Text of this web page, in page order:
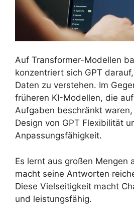
Auf Transformer-Modellen
konzentriert sich GPT
Daten zu verstehen. Im
früheren KI-Modellen, die
Aufgaben beschränkt
Design von GPT Flexibilität
Anpassungsfähigkeit.
Es lernt aus großen Mengen
macht seine Antworten
Diese Vielseitigkeit macht
und leistungsfähig.